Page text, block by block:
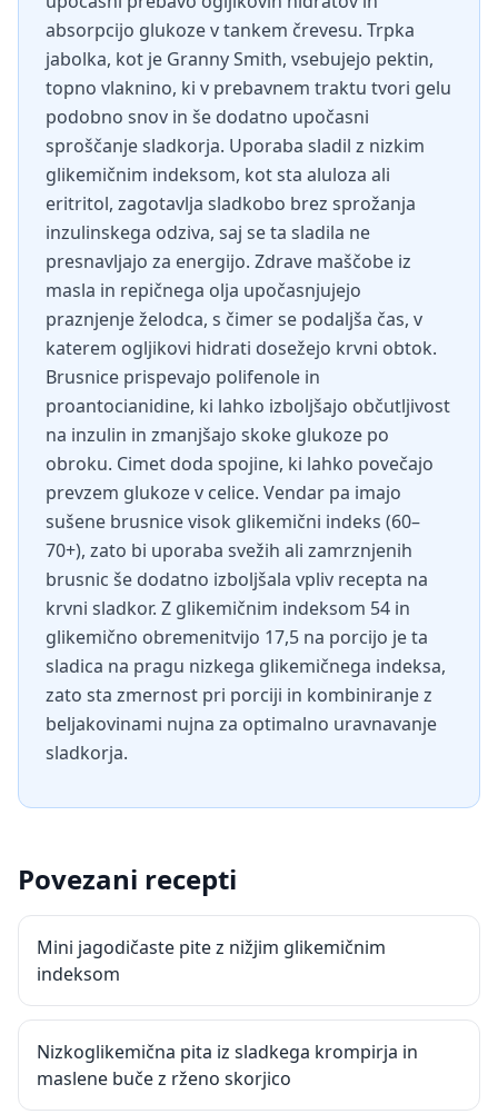
absorpcijo glukoze v tankem črevesu. Trpka
jabolka, kot je Granny Smith, vsebujejo pektin,
topno vlaknino, ki v prebavnem traktu tvori gelu
podobno snov in še dodatno upočasni
sproščanje sladkorja. Uporaba sladil z nizkim
glikemičnim indeksom, kot sta aluloza ali
eritritol, zagotavlja sladkobo brez sprožanja
inzulinskega odziva, saj se ta sladila ne
presnavljajo za energijo. Zdrave maščobe iz
masla in repičnega olja upočasnjujejo
praznjenje želodca, s čimer se podaljša čas, v
katerem ogljikovi hidrati dosežejo krvni obtok.
Brusnice prispevajo polifenole in
proantocianidine, ki lahko izboljšajo občutljivost
na inzulin in zmanjšajo skoke glukoze po
obroku. Cimet doda spojine, ki lahko povečajo
prevzem glukoze v celice. Vendar pa imajo
sušene brusnice visok glikemični indeks (60–
70+), zato bi uporaba svežih ali zamrznjenih
brusnic še dodatno izboljšala vpliv recepta na
krvni sladkor. Z glikemičnim indeksom 54 in
glikemično obremenitvijo 17,5 na porcijo je ta
sladica na pragu nizkega glikemičnega indeksa,
zato sta zmernost pri porciji in kombiniranje z
beljakovinami nujna za optimalno uravnavanje
sladkorja.
Povezani recepti
Mini jagodičaste pite z nižjim glikemičnim
indeksom
Nizkoglikemična pita iz sladkega krompirja in
maslene buče z rženo skorjico